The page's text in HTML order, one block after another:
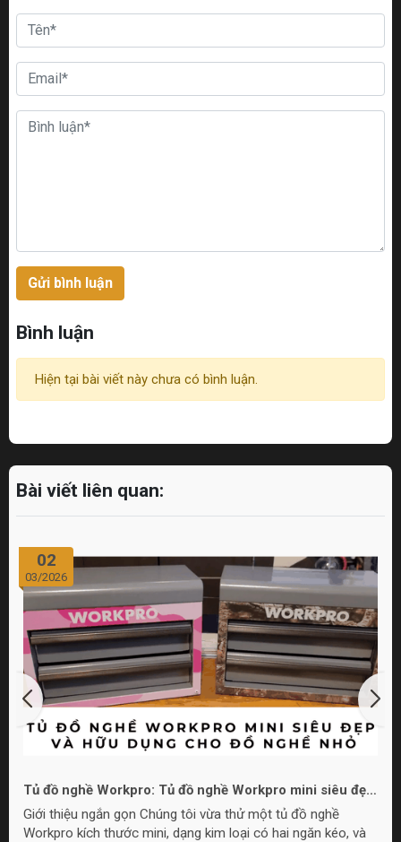
Gửi bình luận
Bình luận
Hiện tại bài viết này chưa có bình luận.
Bài viết liên quan:
02
03/2026
Tủ đồ nghề Workpro: Tủ đồ nghề Workpro mini siêu đẹp
và hữu dụng cho đồ nghề nhỏ
Giới thiệu ngắn gọn Chúng tôi vừa thử một tủ đồ nghề
Workpro kích thước mini, dạng kim loại có hai ngăn kéo, và